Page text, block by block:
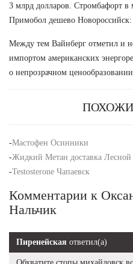
3 млрд долларов. Стромбафорт в
Примобол дешево Новороссийск:
Между тем Вайнберг отметил и
импортом американских
о непрозрачном
-Мастофен Осинники
-Жидкий Метан доставка Лесной
-Testosterone Чапаевск
Комментарии к
Нальчик
Пиренейская ответил(а)